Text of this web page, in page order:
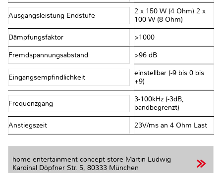
Ausgangsleistung Endstufe
2 x 150 W (4 Ohm) 2 x
100 W (8 Ohm)
Dämpfungsfaktor >1000
Fremdspannungsabstand >96 dB
Eingangsempfindlichkeit
einstellbar (-9 bis 0 bis
+9)
Frequenzgang
3-100kHz (-3dB,
bandbegrenzt)
Anstiegszeit 23V/ms an 4 Ohm Last
home entertainment concept store Martin Ludwig
Kardinal Döpfner Str. 5, 80333 München